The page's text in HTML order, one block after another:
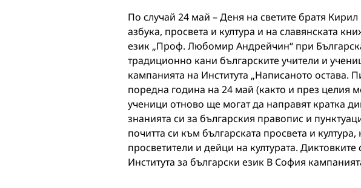
По случай 24 май – Деня на светите братя
азбука, просвета и култура и на славянската
език „Проф. Любомир Андрейчин“ при
традиционно кани българските учители и
кампанията на Института „Написаното остава.
поредна година на 24 май (както и през целия
ученици отново ще могат да направят кратка
знанията си за българския правопис и
почитта си към българската просвета и
просветители и дейци на културата.
Института за български език В София